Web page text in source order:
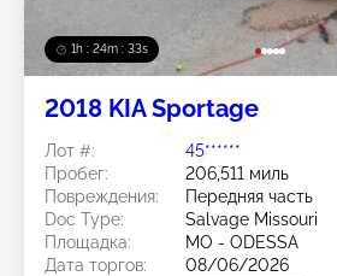
1h : 24m : 30s
2018 KIA Sportage
Лот #:
45******
Пробег:
206,511 миль
Повреждения:
Передняя часть
Doc Type:
Salvage Missouri
Площадка:
MO - ODESSA
Дата торгов:
08/06/2026